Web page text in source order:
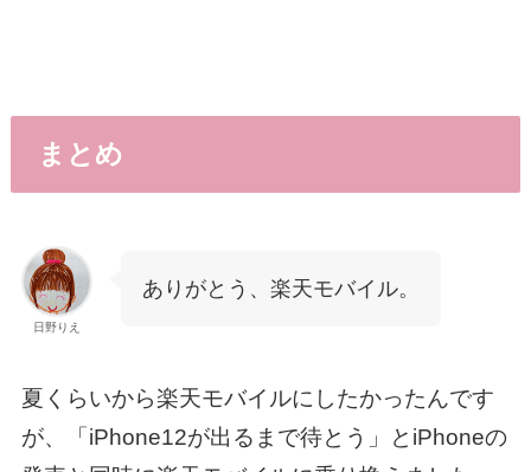
まとめ
日野りえ
ありがとう、楽天モバイル。
夏くらいから楽天モバイルにしたかったんです
が、「iPhone12が出るまで待とう」とiPhoneの